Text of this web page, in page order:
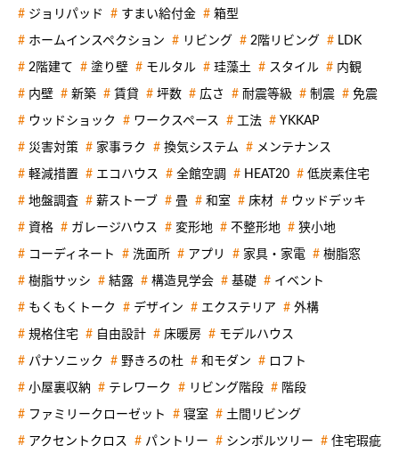
ジョリパッド すまい給付金 箱型
ホームインスペクション リビング 2階リビング LDK
2階建て 塗り壁 モルタル 珪藻土 スタイル 内観
内壁 新築 賃貸 坪数 広さ 耐震等級 制震 免震
ウッドショック ワークスペース 工法 YKKAP
災害対策 家事ラク 換気システム メンテナンス
軽減措置 エコハウス 全館空調 HEAT20 低炭素住宅
地盤調査 薪ストーブ 畳 和室 床材 ウッドデッキ
資格 ガレージハウス 変形地 不整形地 狭小地
コーディネート 洗面所 アプリ 家具・家電 樹脂窓
樹脂サッシ 結露 構造見学会 基礎 イベント
もくもくトーク デザイン エクステリア 外構
規格住宅 自由設計 床暖房 モデルハウス
パナソニック 野きろの杜 和モダン ロフト
小屋裏収納 テレワーク リビング階段 階段
ファミリークローゼット 寝室 土間リビング
アクセントクロス パントリー シンボルツリー 住宅瑕疵